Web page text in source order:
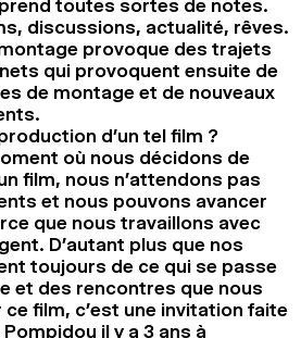
toutes sortes de notes.
discussions, actualité, rêves.
provoque des trajets
qui provoquent ensuite de
de montage et de nouveaux
d’un tel film ?
où nous décidons de
film, nous n’attendons pas
et nous pouvons avancer
que nous travaillons avec
D’autant plus que nos
toujours de ce qui se passe
et des rencontres que nous
film, c’est une invitation faite
il y a 3 ans à